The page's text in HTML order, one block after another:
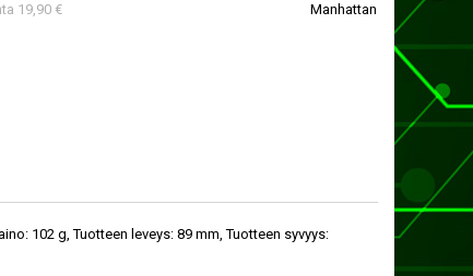
19,90 €
Manhattan
102 g, Tuotteen leveys: 89 mm, Tuotteen syvyys: